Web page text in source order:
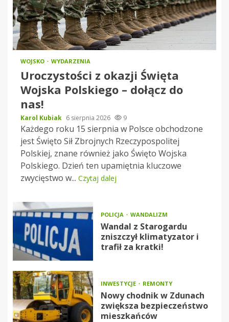
WOJSKO WYDARZENIA
Uroczystości z okazji Święta
Wojska Polskiego – dołącz do
nas!
Karol Kubiak 6 sierpnia 2026 9
Każdego roku 15 sierpnia w Polsce obchodzone
jest Święto Sił Zbrojnych Rzeczypospolitej
Polskiej, znane również jako Święto Wojska
Polskiego. Dzień ten upamiętnia kluczowe
zwycięstwo w... Czytaj dalej
POLICJA WANDALIZM
Wandal z Starogardu
zniszczył klimatyzator i
trafił za kratki!
INWESTYCJE REMONTY
Nowy chodnik w Zdunach
zwiększa bezpieczeństwo
mieszkańców